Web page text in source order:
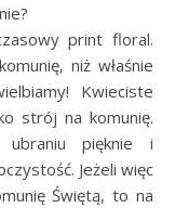
print floral.
niż właśnie
Kwieciste
strój na komunię.
pięknie i
Jeżeli więc
Świętą, to na